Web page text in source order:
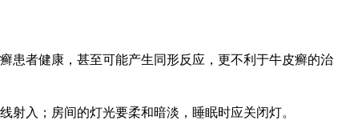
患者健康，甚至可能产生同形反应，更不利于牛皮癣的治
入；房间的灯光要柔和暗淡，睡眠时应关闭灯。